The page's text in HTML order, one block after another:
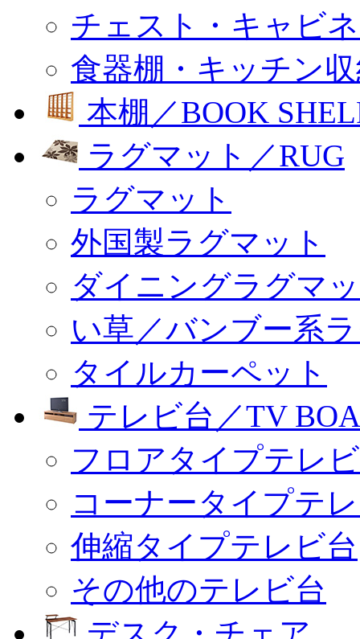
チェスト・キャビ
食器棚・キッチン
本棚／BOOK
ラグマット／RUG
ラグマット
外国製ラグマット
ダイニングラグマ
い草／バンブー系
タイルカーペット
テレビ台／TV
フロアタイプテレ
コーナータイプテ
伸縮タイプテレビ台
その他のテレビ台